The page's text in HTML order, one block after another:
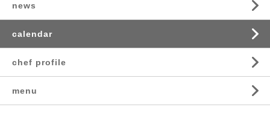
news
calendar
chef profile
menu